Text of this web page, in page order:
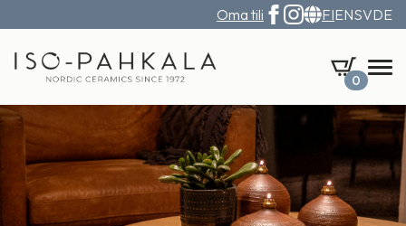
Oma tili FIENSVDE
0